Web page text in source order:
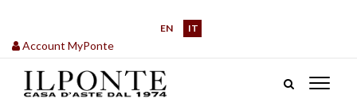
EN IT
Account MyPonte